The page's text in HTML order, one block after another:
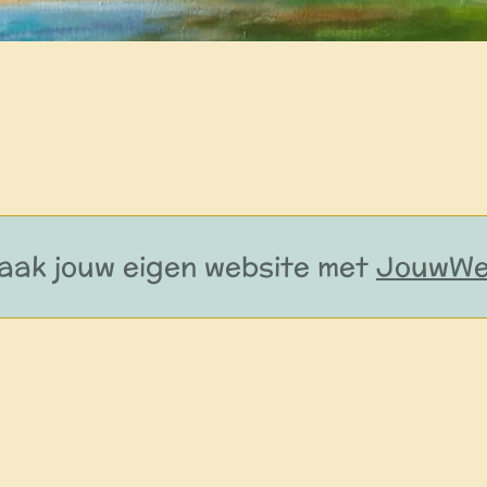
jouw eigen website met